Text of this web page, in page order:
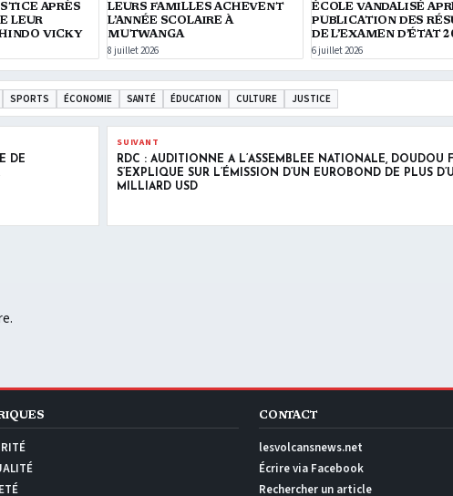
APRÈS
LEUR
VICKY
LEURS FAMILLES ACHEVENT
L’ANNÉE SCOLAIRE À
MUTWANGA
8 juillet 2026
ÉCOLE VANDALISÉ
PUBLICATION DES
DE L’EXAMEN D’ÉTAT
6 juillet 2026
SPORTS ÉCONOMIE SANTÉ ÉDUCATION CULTURE JUSTICE
DE
SUIVANT
RDC : AUDITIONNÉ À L’ASSEMBLÉE NATIONALE, DOUDOU
S’EXPLIQUE SUR L’ÉMISSION D’UN EUROBOND DE PLUS
MILLIARD USD
CONTACT
lesvolcansnews.net
Écrire via Facebook
Rechercher un article